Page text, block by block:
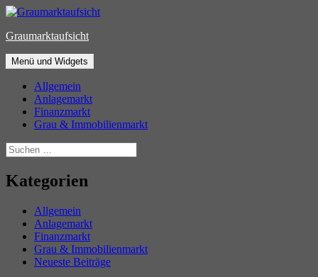
Zum
springen
Graumarktaufsicht
Menü und Widgets
Allgemein
Anlagemarkt
Finanzmarkt
Grau & Immobilienmarkt
Suchen
nach:
Kategorien
Allgemein
Anlagemarkt
Finanzmarkt
Grau & Immobilienmarkt
Neueste Beiträge